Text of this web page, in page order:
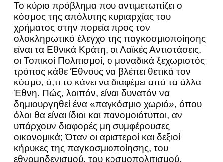
Το κύριο πρόβλημα που αντιμετωπίζει ο
κόσμος της απόλυτης κυριαρχίας του
χρήματος στην πορεία προς τον
ολοκληρωτικό έλεγχο της παγκοσμιοποίησης
είναι τα Εθνικά Κράτη, οι Λαϊκές Αντιστάσεις,
οι Τοπικοί Πολιτισμοί, ο μοναδικά ξεχωριστός
τρόπος κάθε Έθνους να βλέπει θετικά τον
κόσμο, ό,τι το κάνει να διαφέρει από τα άλλα
Έθνη. Πώς, λοιπόν, είναι δυνατόν να
δημιουργηθεί ένα «παγκόσμιο χωριό», όπου
όλοι θα είναι ίδιοι και πανομοιότυποι, αν
υπάρχουν διαφορές μη συμφέρουσες
οικονομικά; Όταν οι αριστεροί και δεξιοί
κήρυκες της παγκοσμιοποίησης, του
εθνομηδενισμού, του κοσμοπολιτισμού,